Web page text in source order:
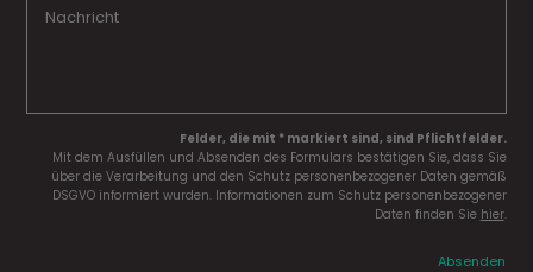
Felder, die mit * markiert sind, sind Pflichtfelder.
Mit dem Ausfüllen und Absenden des Formulars bestätigen Sie, dass Sie
über die Verarbeitung und den Schutz personenbezogener Daten gemäß
DSGVO informiert wurden. Informationen zum Schutz personenbezogener
Daten finden Sie hier.
Absenden